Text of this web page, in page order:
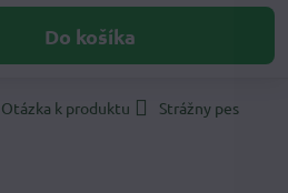
Do košíka
Otázka k produktu
Strážny pes